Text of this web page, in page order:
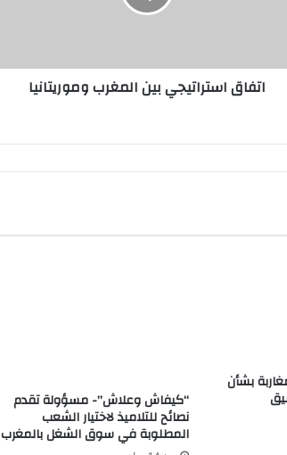
اتفاق استراتيجي بين المغرب وموريتانيا
بشأن
“كيفاش وعلاش”- مسؤولة تقدم
نصائح للتلاميذ لاختيار الشعب
المطلوبة في سوق الشغل بالمغرب